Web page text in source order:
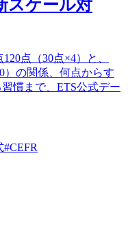
スケール対
点（30点×4）と、
）の関係、何点からす
慣まで、ETS公式デー
#CEFR